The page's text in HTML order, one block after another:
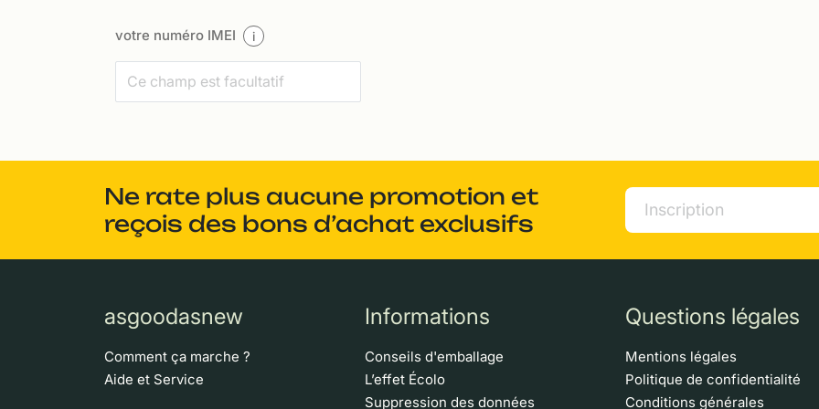
votre numéro IMEI i
Ne rate plus aucune promotion et
reçois des bons d’achat exclusifs
asgoodasnew
Comment ça marche ?
Aide et Service
Informations
Conseils d'emballage
L’effet Écolo
Suppression des données
Questions légales
Mentions légales
Politique de confidentialité
Conditions générales